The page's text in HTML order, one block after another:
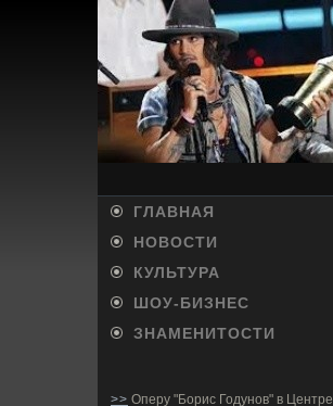
ГЛАВНАЯ
НОВОСТИ
КУЛЬТУРА
ШОУ-БИ­ЗНЕС
ЗНАМЕНИТОСТИ
>> Оперу "Борис Годунов" в Центре